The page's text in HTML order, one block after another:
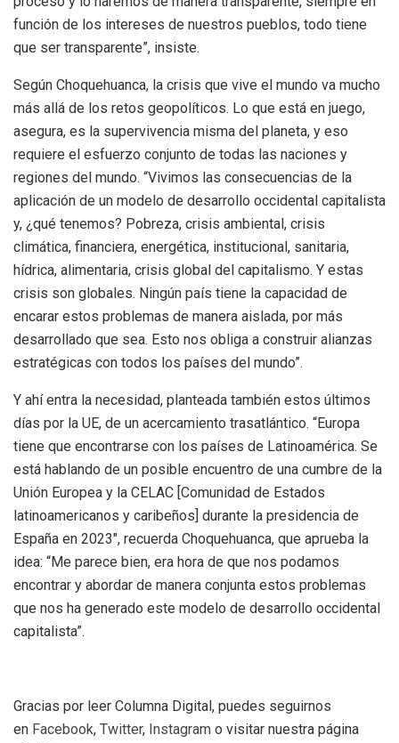
función de los intereses de nuestros pueblos, todo tiene
que ser transparente”, insiste.
Según Choquehuanca, la crisis que vive el mundo va mucho
más allá de los retos geopolíticos. Lo que está en juego,
asegura, es la supervivencia misma del planeta, y eso
requiere el esfuerzo conjunto de todas las naciones y
regiones del mundo. “Vivimos las consecuencias de la
aplicación de un modelo de desarrollo occidental capitalista
y, ¿qué tenemos? Pobreza, crisis ambiental, crisis
climática, financiera, energética, institucional, sanitaria,
hídrica, alimentaria, crisis global del capitalismo. Y estas
crisis son globales. Ningún país tiene la capacidad de
encarar estos problemas de manera aislada, por más
desarrollado que sea. Esto nos obliga a construir alianzas
estratégicas con todos los países del mundo”.
Y ahí entra la necesidad, planteada también estos últimos
días por la UE, de un acercamiento trasatlántico. “Europa
tiene que encontrarse con los países de Latinoamérica. Se
está hablando de un posible encuentro de una cumbre de la
Unión Europea y la CELAC [Comunidad de Estados
latinoamericanos y caribeños] durante la presidencia de
España en 2023″, recuerda Choquehuanca, que aprueba la
idea: “Me parece bien, era hora de que nos podamos
encontrar y abordar de manera conjunta estos problemas
que nos ha generado este modelo de desarrollo occidental
capitalista”.
Gracias por leer Columna Digital, puedes seguirnos
en Facebook, Twitter, Instagram o visitar nuestra página